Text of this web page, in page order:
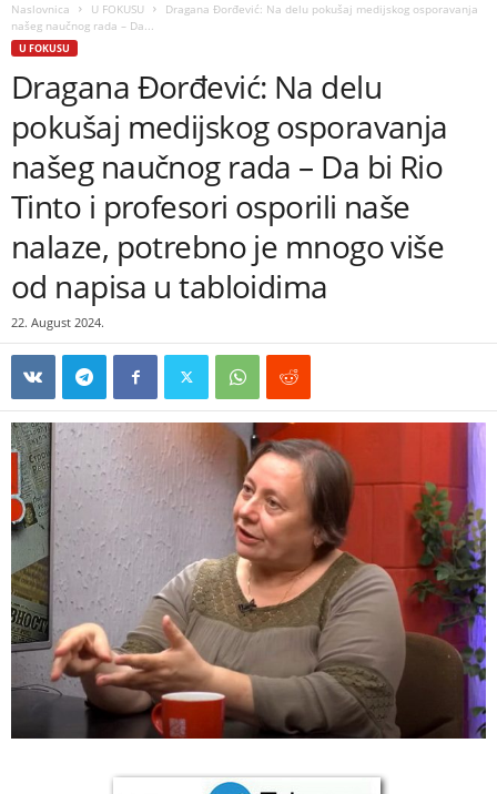
Naslovnica U FOKUSU
Dragana Đorđević: Na delu pokušaj medijskog osporavanja
našeg naučnog rada – Da...
U FOKUSU
Dragana Đorđević: Na delu
pokušaj medijskog osporavanja
našeg naučnog rada – Da bi Rio
Tinto i profesori osporili naše
nalaze, potrebno je mnogo više
od napisa u tabloidima
22. August 2024.